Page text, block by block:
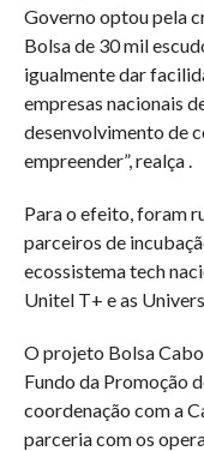
Governo optou pela
Bolsa de 30 mil
igualmente dar
empresas nacionais
desenvolvimento de
empreender”, realça .
Para o efeito, foram
parceiros de
ecossistema tech
Unitel T+ e as
O projeto Bolsa
Fundo da Promoção
coordenação com a
parceria com os